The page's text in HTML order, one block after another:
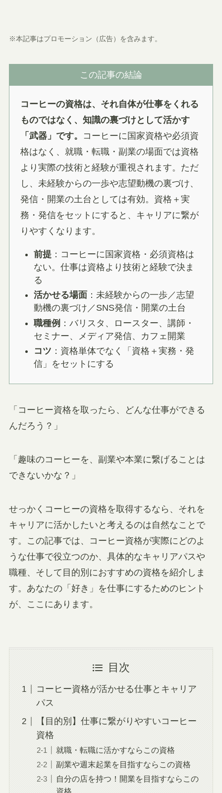
※本記事はプロモーション（広告）を含みます。
この記事の結論
コーヒーの資格は、それ自体が仕事をくれる
ものではなく、知識の裏づけとして活かす
「武器」です。 コーヒーに国家資格や必須資
格はなく、就職・転職・副業の場面では資格
より実際の技術と経験が重視されます。ただ
し、未経験からの一歩や志望動機の裏づけ、
発信・開業の土台としては有効。資格＋実
務・発信をセットにすると、キャリアに繋が
りやすくなります。
前提 ：コーヒーに国家資格・必須資格は
ない。仕事は資格より技術と経験で決ま
る
活かせる場面 ：未経験からの一歩／志望
動機の裏づけ／SNS発信・開業の土台
職種例 ：バリスタ、ロースター、講師・
セミナー、メディア発信、カフェ開業
コツ ：資格単体でなく「資格＋実務・発
信」をセットにする
「コーヒー資格を取ったら、どんな仕事ができる
んだろう？」
「趣味のコーヒーを、副業や本業に繋げることは
できないかな？」
せっかくコーヒーの資格を取得するなら、それを
キャリアに活かしたいと考えるのは自然なことで
す。この記事では、コーヒー資格が実際にどのよ
うな仕事で役立つのか、具体的なキャリアパスや
職種、そして目的別におすすめの資格を紹介しま
す。あなたの「好き」を仕事にするためのヒント
が、ここにあります。
目次
コーヒー資格が活かせる仕事とキャリア
パス
【目的別】仕事に繋がりやすいコーヒー
資格
就職・転職に活かすならこの資格
副業や週末起業を目指すならこの資格
自分の店を持つ！開業を目指すならこの
資格